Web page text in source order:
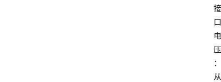
接
口
电
压
：
从